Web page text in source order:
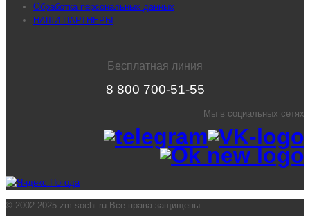
Обработка персональных данных
НАШИ ПАРТНЕРЫ
Бесплатная линия
8 800 700-51-55
Мы в социальных сетях
© 2002-2025 zm-sochi.ru Все права защищены.